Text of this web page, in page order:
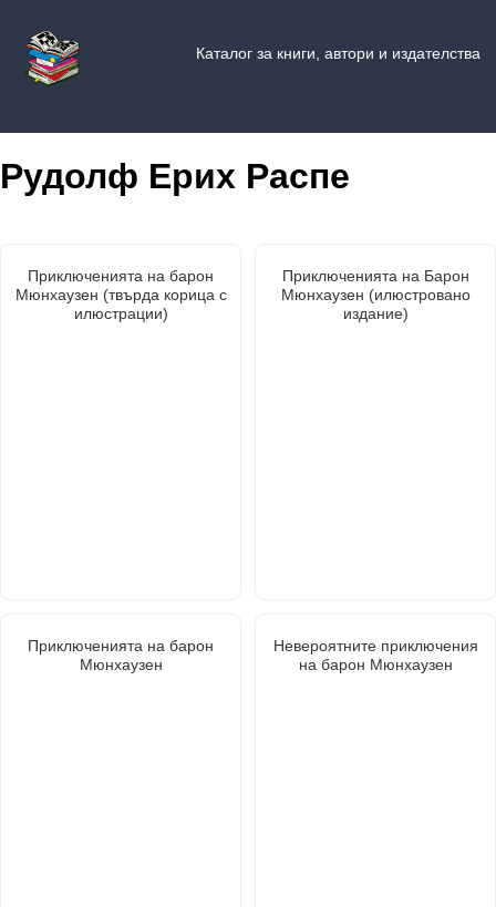
Каталог за книги, автори и издателства
Рудолф Ерих Распе
Приключенията на барон
Мюнхаузен (твърда корица с
илюстрации)
Приключенията на Барон
Мюнхаузен (илюстровано
издание)
Приключенията на барон
Мюнхаузен
Невероятните приключения
на барон Мюнхаузен